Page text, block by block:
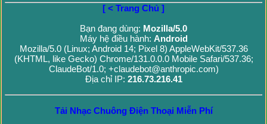
[ < Trang Chủ ]
Bạn đang dùng: Mozilla/5.0
Máy hệ điều hành: Android
Mozilla/5.0 (Linux; Android 14; Pixel 8) AppleWebKit/537.36
(KHTML, like Gecko) Chrome/131.0.0.0 Mobile Safari/537.36;
ClaudeBot/1.0; +claudebot@anthropic.com)
Địa chỉ IP: 216.73.216.41
Tải Nhạc Chuông Điện Thoại Miễn Phí